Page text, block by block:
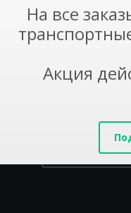
На все
Акция
Перезвоните